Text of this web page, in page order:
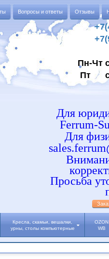
Вопросы и ответы Отзывы
Пн-Чт
Пт с
Для
Ferrum-
Для
Просьба
Кресла, скамьи, вешалки,
урны, столы компьютерные
OZON
WB